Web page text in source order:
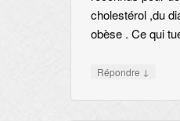
cholestérol ,du
obèse . Ce qui
Répondre ↓